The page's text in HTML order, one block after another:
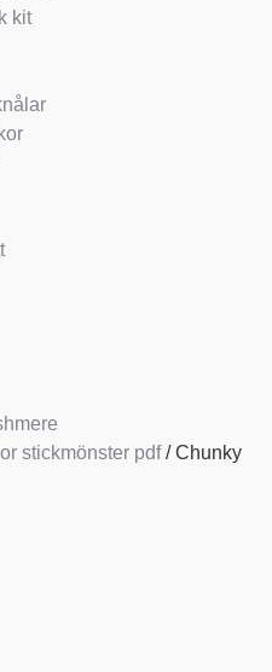
kit
stickmönster pdf/ Chunky